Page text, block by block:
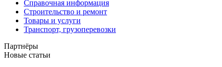
Справочная информация
Строительство и ремонт
Товары и услуги
Транспорт, грузоперевозки
Партнёры
Новые статьи